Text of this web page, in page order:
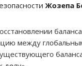
Жозепа
между